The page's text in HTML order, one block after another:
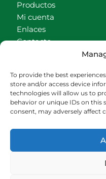
To provide the best
store and/or access device
technologies will allow us to
behavior or unique IDs on
consent, may adversely affect
Productos
Mi cuenta
Enlaces
Contacto
CONTACTO
942540013
609472979
De lunes a viernes